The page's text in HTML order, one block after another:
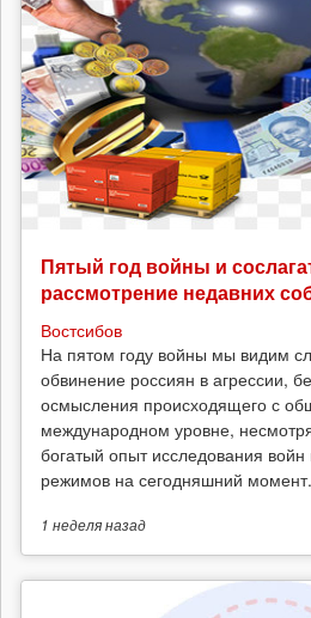
Пятый год войны и
рассмотрение недавних
Востсибов
На пятом году войны мы видим
обвинение россиян в агрессии,
осмысления происходящего с
международном уровне,
богатый опыт исследования войн
режимов на сегодняшний
1 неделяназад